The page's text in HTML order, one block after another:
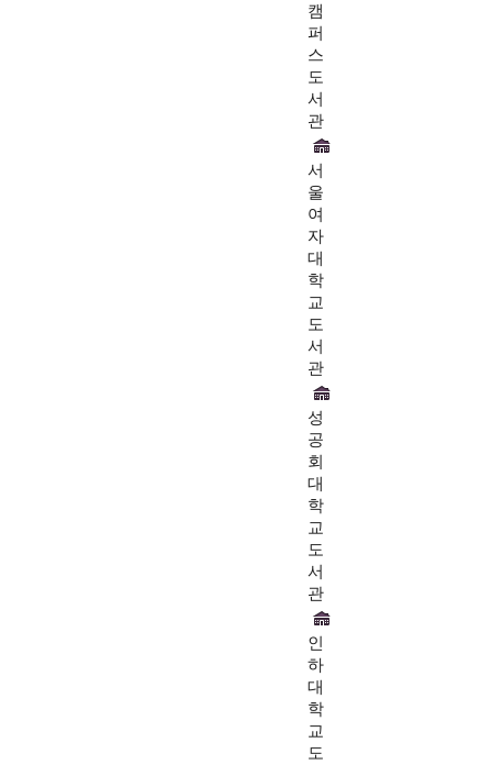
캠
퍼
스
도
서
관
서
울
여
자
대
학
교
도
서
관
성
공
회
대
학
교
도
서
관
인
하
대
학
교
도